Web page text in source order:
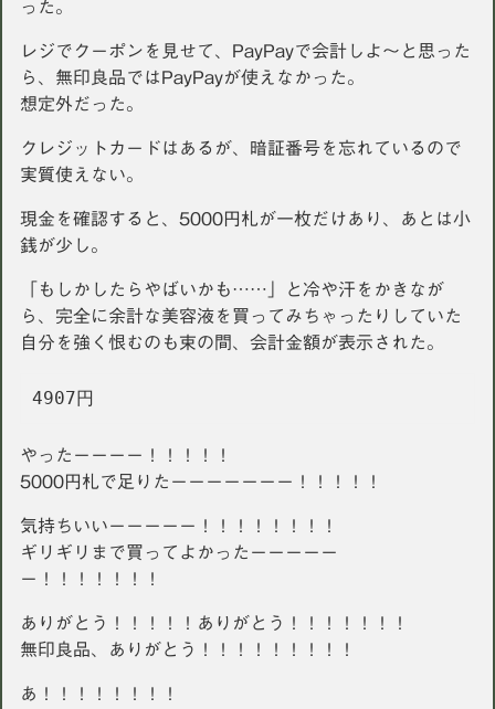
った。
レジでクーポンを見せて、PayPayで会計しよ〜と思った
ら、無印良品ではPayPayが使えなかった。
想定外だった。
クレジットカードはあるが、暗証番号を忘れているので
実質使えない。
現金を確認すると、5000円札が一枚だけあり、あとは小
銭が少し。
「もしかしたらやばいかも……」と冷や汗をかきなが
ら、完全に余計な美容液を買ってみちゃったりしていた
自分を強く恨むのも束の間、会計金額が表示された。
4907円
やったーーーー！！！！！
5000円札で足りたーーーーーーー！！！！！
気持ちいいーーーーー！！！！！！！！
ギリギリまで買ってよかったーーーーー
ー！！！！！！！
ありがとう！！！！！ありがとう！！！！！！！
無印良品、ありがとう！！！！！！！！！
あ！！！！！！！！